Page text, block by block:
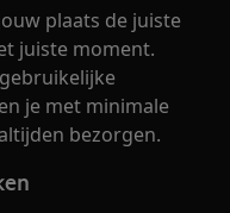
plaats de juiste
juiste moment.
je met minimale
bezorgen.